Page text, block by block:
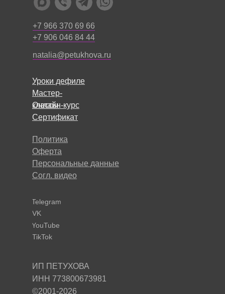
Telegram
YouTube
VK
TikTok
©2001-2026
ИП ПЕТУХОВА
ИНН 773800673981
Политика
Оферта
Онлайн-курс
Уроки дефиле
Мастер-
классы
Сертификат
natalia@petukhova.ru
+7 906 046 84 44
+7 966 370 69 66
Персональные данные
Согл. видео
Онлайн-курс
Уроки дефиле
Мастер-
классы
Сертификат